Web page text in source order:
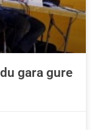
gara gure